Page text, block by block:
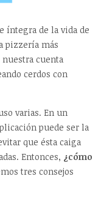
íntegra de la vida de
pizzería más
cuenta
cerdos con
varias. En un
puede ser la
que ésta caiga
Entonces, ¿cómo
tres consejos